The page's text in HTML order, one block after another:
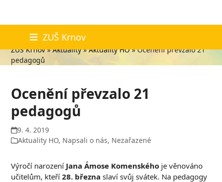
content
ZUŠ Krnov
Aktuality
ZUŠ Krnov»Aktuality»Aktuality HO»Ocenění převzalo 21
pedagogů
Ocenění převzalo 21
pedagogů
9. 4. 2019
Aktuality HO, Napsali o nás, Nezařazené
Výročí narození Jana Ámose Komenského je věnováno
učitelům, kteří28. března slaví svůj svátek. Na pedagogy